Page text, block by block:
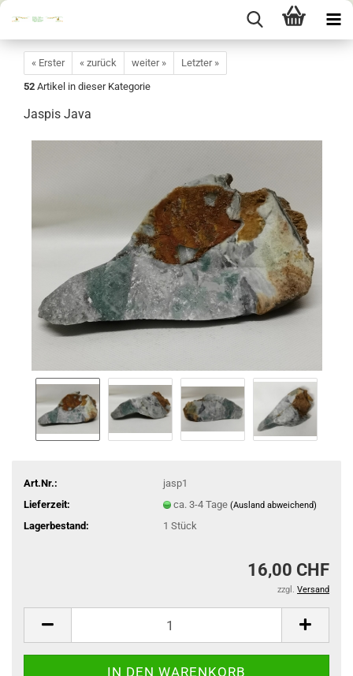
« Erster « zurück weiter »
Letzter »
52 Artikel in dieser Kategorie
Jaspis Java
Art.Nr.:
jasp1
Lieferzeit:
ca. 3-4 Tage (Ausland abweichend)
Lagerbestand: 1 Stück
16,00 CHF
zzgl. Versand